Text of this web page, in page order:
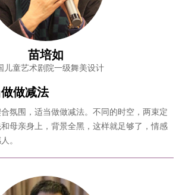
苗培如
儿童艺术剧院一级舞美设计
做减法
氛围，适当做做减法。不同的时空，两束定
母亲身上，背景全黑，这样就足够了，情感
。